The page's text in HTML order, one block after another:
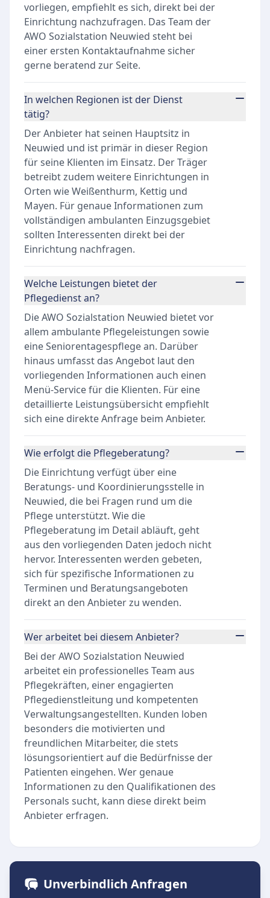
vorliegen, empfiehlt es sich, direkt bei der
Einrichtung nachzufragen. Das Team der
AWO Sozialstation Neuwied steht bei
einer ersten Kontaktaufnahme sicher
gerne beratend zur Seite.
In welchen Regionen ist der Dienst
tätig?
Der Anbieter hat seinen Hauptsitz in
Neuwied und ist primär in dieser Region
für seine Klienten im Einsatz. Der Träger
betreibt zudem weitere Einrichtungen in
Orten wie Weißenthurm, Kettig und
Mayen. Für genaue Informationen zum
vollständigen ambulanten Einzugsgebiet
sollten Interessenten direkt bei der
Einrichtung nachfragen.
Welche Leistungen bietet der
Pflegedienst an?
Die AWO Sozialstation Neuwied bietet vor
allem ambulante Pflegeleistungen sowie
eine Seniorentagespflege an. Darüber
hinaus umfasst das Angebot laut den
vorliegenden Informationen auch einen
Menü-Service für die Klienten. Für eine
detaillierte Leistungsübersicht empfiehlt
sich eine direkte Anfrage beim Anbieter.
Wie erfolgt die Pflegeberatung?
Die Einrichtung verfügt über eine
Beratungs- und Koordinierungsstelle in
Neuwied, die bei Fragen rund um die
Pflege unterstützt. Wie die
Pflegeberatung im Detail abläuft, geht
aus den vorliegenden Daten jedoch nicht
hervor. Interessenten werden gebeten,
sich für spezifische Informationen zu
Terminen und Beratungsangeboten
direkt an den Anbieter zu wenden.
Wer arbeitet bei diesem Anbieter?
Bei der AWO Sozialstation Neuwied
arbeitet ein professionelles Team aus
Pflegekräften, einer engagierten
Pflegedienstleitung und kompetenten
Verwaltungsangestellten. Kunden loben
besonders die motivierten und
freundlichen Mitarbeiter, die stets
lösungsorientiert auf die Bedürfnisse der
Patienten eingehen. Wer genaue
Informationen zu den Qualifikationen des
Personals sucht, kann diese direkt beim
Anbieter erfragen.
Unverbindlich Anfragen